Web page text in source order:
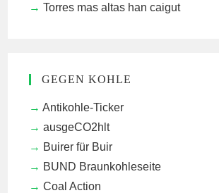
Torres mas altas han caigut
GEGEN KOHLE
Antikohle-Ticker
ausgeCO2hlt
Buirer für Buir
BUND Braunkohleseite
Coal Action